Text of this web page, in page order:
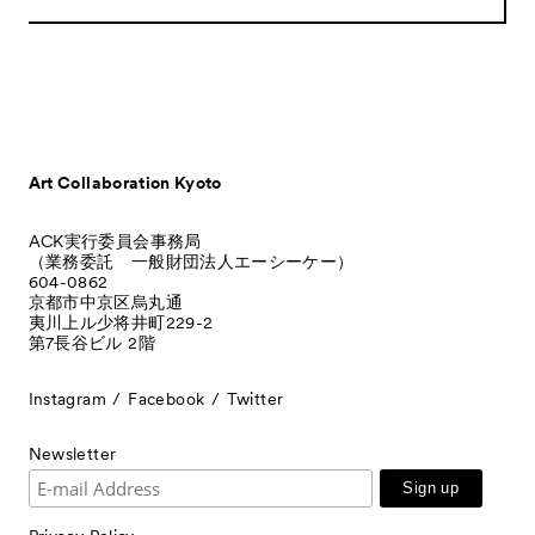
Art Collaboration Kyoto
ACK実行委員会事務局
（業務委託 一般財団法人エーシーケー）
604-0862
京都市中京区烏丸通
夷川上ル少将井町229-2
第7長谷ビル 2階
Instagram Facebook Twitter
Newsletter